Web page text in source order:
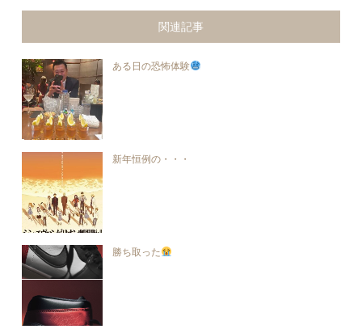
関連記事
ある日の恐怖体験
新年恒例の・・・
勝ち取った